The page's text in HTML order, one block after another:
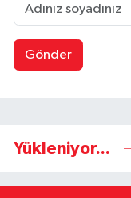
Gönder
Yükleniyor...